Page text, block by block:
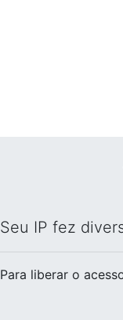
Seu IP fez
Para liberar o